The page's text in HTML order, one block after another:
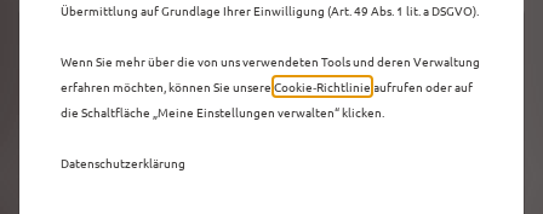
Übermittlung auf Grundlage Ihrer Einwilligung (Art. 49 Abs. 1 lit. a DSGVO).
Wenn Sie mehr über die von uns verwendeten Tools und deren Verwaltung
erfahren möchten, können Sie unsere Cookie‑Richtlinie aufrufen oder auf
die Schaltfläche „Meine Einstellungen verwalten“ klicken.
Datenschutzerklärung